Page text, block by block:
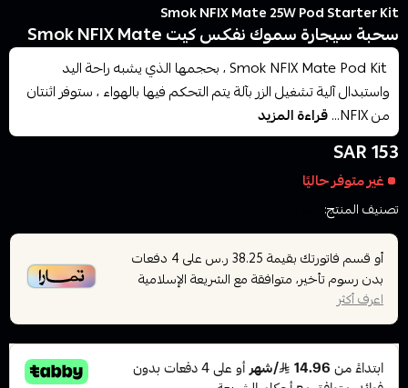
Smok NFIX Mate 25W Pod Starter Kit
سحبة سيجارة سموك نفكس كيت Smok NFIX Mate
Smok NFIX Mate Pod Kit ، بحجمها الذي يشبه راحة اليد
واستبدال آلية تشغيل الزر بآلة يتم التحكم فيها بالهواء ، ستوفر اثنتان
من NFIX...
قراءة المزيد
153 SAR
غير متوفر حاليًا
تصنيف المنتج:
أو قسم فاتورتك بقيمة 38.25 ر.س على4 دفعات
بدون رسوم تأخير، متوافقة مع الشريعة الإسلامية
اعرف أكثر